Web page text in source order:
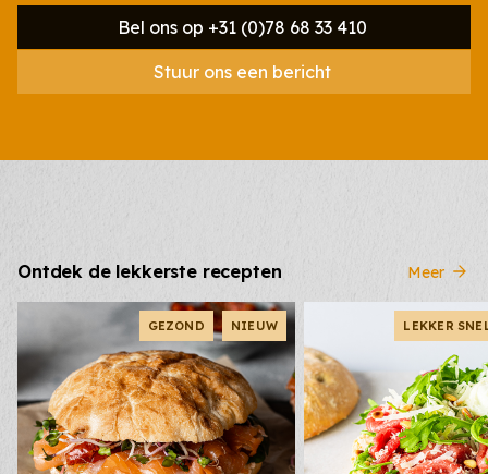
Bel ons op +31 (0)78 68 33 410
Stuur ons een bericht
Ontdek de lekkerste recepten Meer
GEZOND NIEUW LEKKER